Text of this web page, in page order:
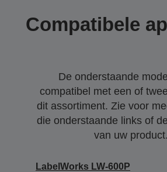
Compatibele
De onderstaande
compatibel met een of
dit assortiment. Zie voor
die onderstaande links of
van uw product.
LabelWorks LW-600P